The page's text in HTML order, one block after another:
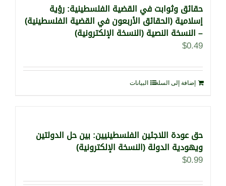
حقائق وثوابت في القضية الفلسطينية: رؤية
إسلامية (الحقائق الأربعون في القضية الفلسطينية)
– النسخة النصية (النسخة الإلكترونية)
$0.49
إضافة إلى السلة البيانات
حق عودة اللاجئين الفلسطينيين: بين حل الدولتين
ويهودية الدولة (النسخة الإلكترونية)
$0.99